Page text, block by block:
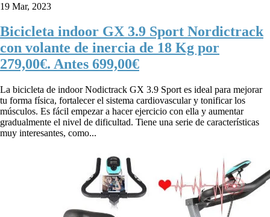
19 Mar, 2023
Bicicleta indoor GX 3.9 Sport Nordictrack
con volante de inercia de 18 Kg por
279,00€. Antes 699,00€
La bicicleta de indoor Nodictrack GX 3.9 Sport es ideal para mejorar
tu forma física, fortalecer el sistema cardiovascular y tonificar los
músculos. Es fácil empezar a hacer ejercicio con ella y aumentar
gradualmente el nivel de dificultad. Tiene una serie de características
muy interesantes, como...